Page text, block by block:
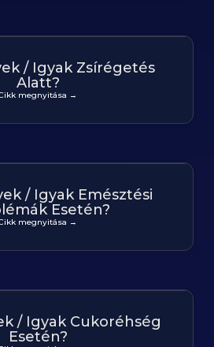
/ Igyak Zsírégetés
Alatt?
megnyitása →
/ Igyak Emésztési
Esetén?
megnyitása →
/ Igyak Cukoréhség
Esetén?